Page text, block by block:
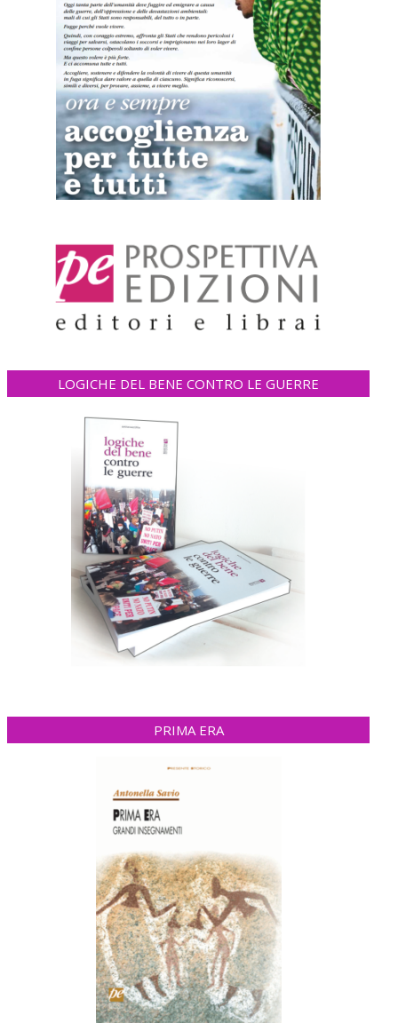
LOGICHE DEL BENE CONTRO LE GUERRE
PRIMA ERA